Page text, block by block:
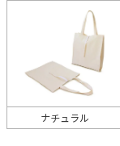
ナチュラル